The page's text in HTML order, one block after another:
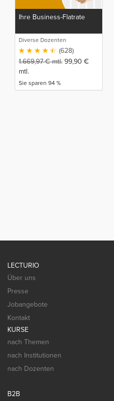
Ihre Business-Flatrate
Diverse Dozenten
(628)
1.669,97€mtl. 99,90 €
mtl.
Sie sparen 94 %
LECTURIO
Über uns
Presse
Jobangebote
Kontakt
KURSE
nach Themen
nach Institutionen
nach Dozenten
B2B